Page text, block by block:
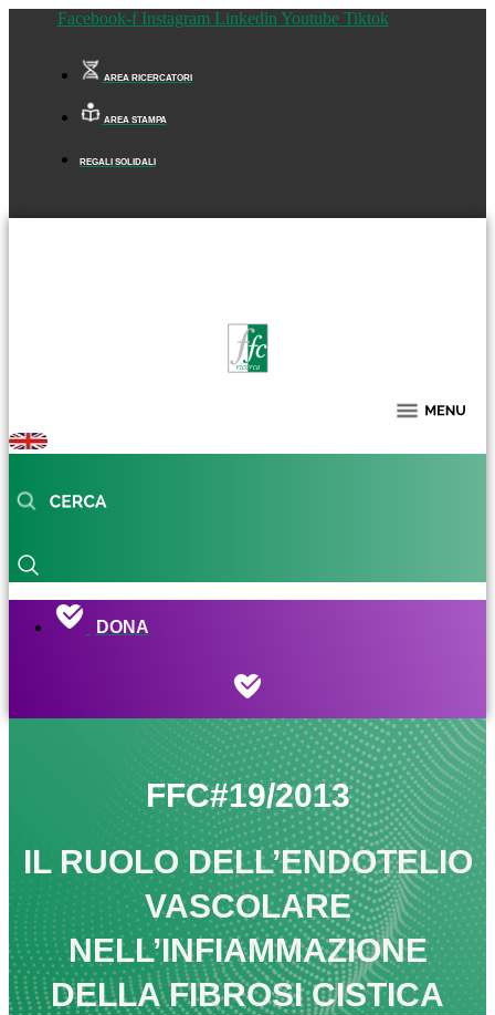
Facebook-f Instagram Linkedin Youtube Tiktok
AREA RICERCATORI
AREA STAMPA
REGALI SOLIDALI
DONA
FFC#19/2013
IL RUOLO DELL’ENDOTELIO
VASCOLARE
NELL’INFIAMMAZIONE
DELLA FIBROSI CISTICA